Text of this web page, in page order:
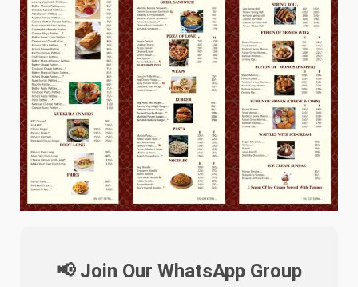
📢 Join Our WhatsApp Group